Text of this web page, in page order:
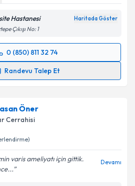
kabul ediyorum.
Talebini Gönder
Hastanesi Haritada Göster
Çıkışı No: 1
0 (850) 811 32 74
Randevu Talep Et
Talebi
e-posta ile bilgilendireceğiz.
işlenmesine ilişkin
Öner
Cerrahisi
varis ameliyatı için gittik.
Devamı